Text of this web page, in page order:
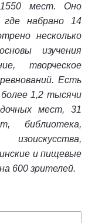
мест. Оно
где набрано 14
несколько
изучения
творческое
Есть
1,2 тысячи
мест, 31
библиотека,
и пищевые
600 зрителей.